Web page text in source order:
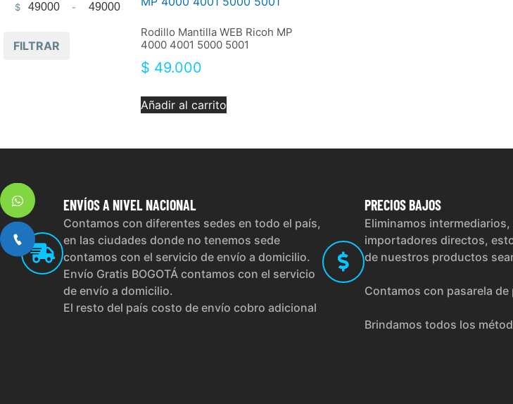
$ Minimum Price
-Maximum Price
FILTRAR
Rodillo Mantilla WEB Ricoh MP
4000 4001 5000 5001
$ 49.000
Añadir al carrito
ENVÍOSA NIVEL NACIONAL
Contamos con diferentes sedes en todo el país,
en las ciudades donde no tenemos sede
contamos con el servicio de envío a domicilio.
Envío Gratis BOGOTÁ contamos con el servicio
de envío a domicilio.
El resto del país costo de envío cobro adicional
PRECIOSBAJOS
Eliminamos
importadores directos,
de nuestros productos
Contamos con pasarela de
Brindamos todos los